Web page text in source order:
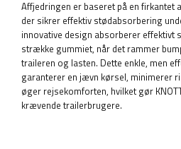
Affjedringen er baseret på en firkantet
der sikrer effektiv stødabsorbering
innovative design absorberer effektivt
strække gummiet, når det rammer
traileren og lasten. Dette enkle, men
garanterer en jævn kørsel, minimerer
øger rejsekomforten, hvilket gør
krævende trailerbrugere.